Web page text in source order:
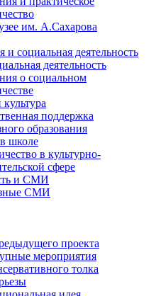
им. А.Сахарова
и социальная деятельность
деятельность
о социальном
поддержка
образования
школе
в культурно-
сфере
и СМИ
СМИ
проекта
мероприятия
толка